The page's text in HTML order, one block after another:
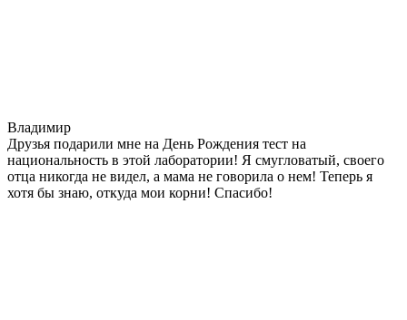
Владимир
Друзья подарили мне на День Рождения тест на
национальность в этой лаборатории! Я смугловатый, своего
отца никогда не видел, а мама не говорила о нем! Теперь я
хотя бы знаю, откуда мои корни! Спасибо!